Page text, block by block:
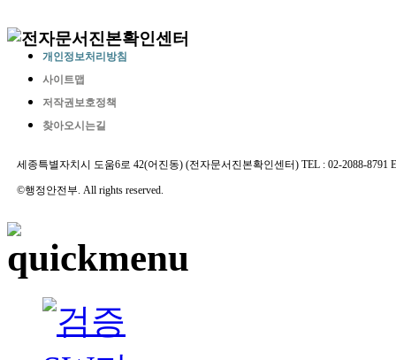
개인정보처리방침
사이트맵
저작권보호정책
찾아오시는길
세종특별자치시 도움6로 42(어진동) (전자문서진본확인센터) TEL : 02-2088-8791
©행정안전부. All rights reserved.